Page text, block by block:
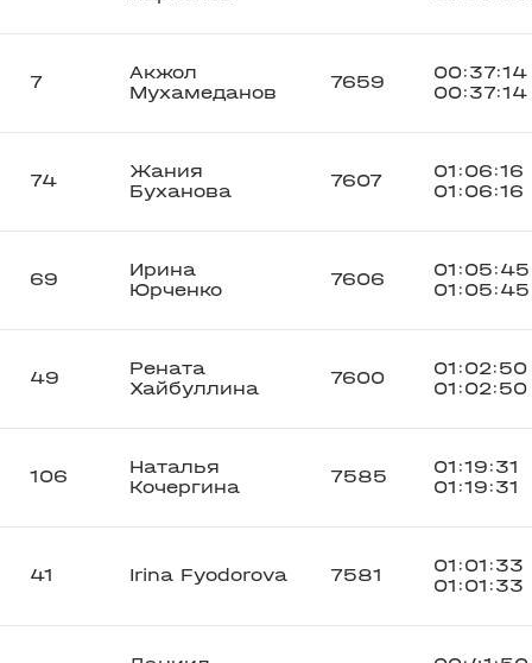
7
Акжол
Мухамеданов
7659
00:37:14
00:37:14
74
Жания
Буханова
7607
01:06:16
01:06:16
69
Ирина
Юрченко
7606
01:05:45
01:05:45
49
Рената
Хайбуллина
7600
01:02:50
01:02:50
106
Наталья
Кочергина
7585
01:19:31
01:19:31
41 Irina Fyodorova 7581
01:01:33
01:01:33